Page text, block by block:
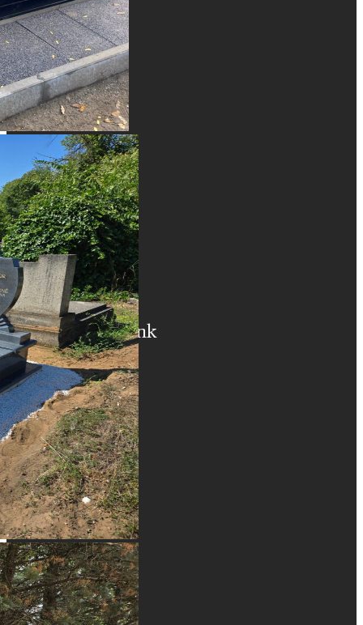
Bemutatkozás
Galéria
Blog
Kapcsolat
Közösség
Szolgáltatásaink
Sírkő Készítés
Sírkő Felújítás
Egyéb Munkák
Kapcsolat
+36 20 516 4643